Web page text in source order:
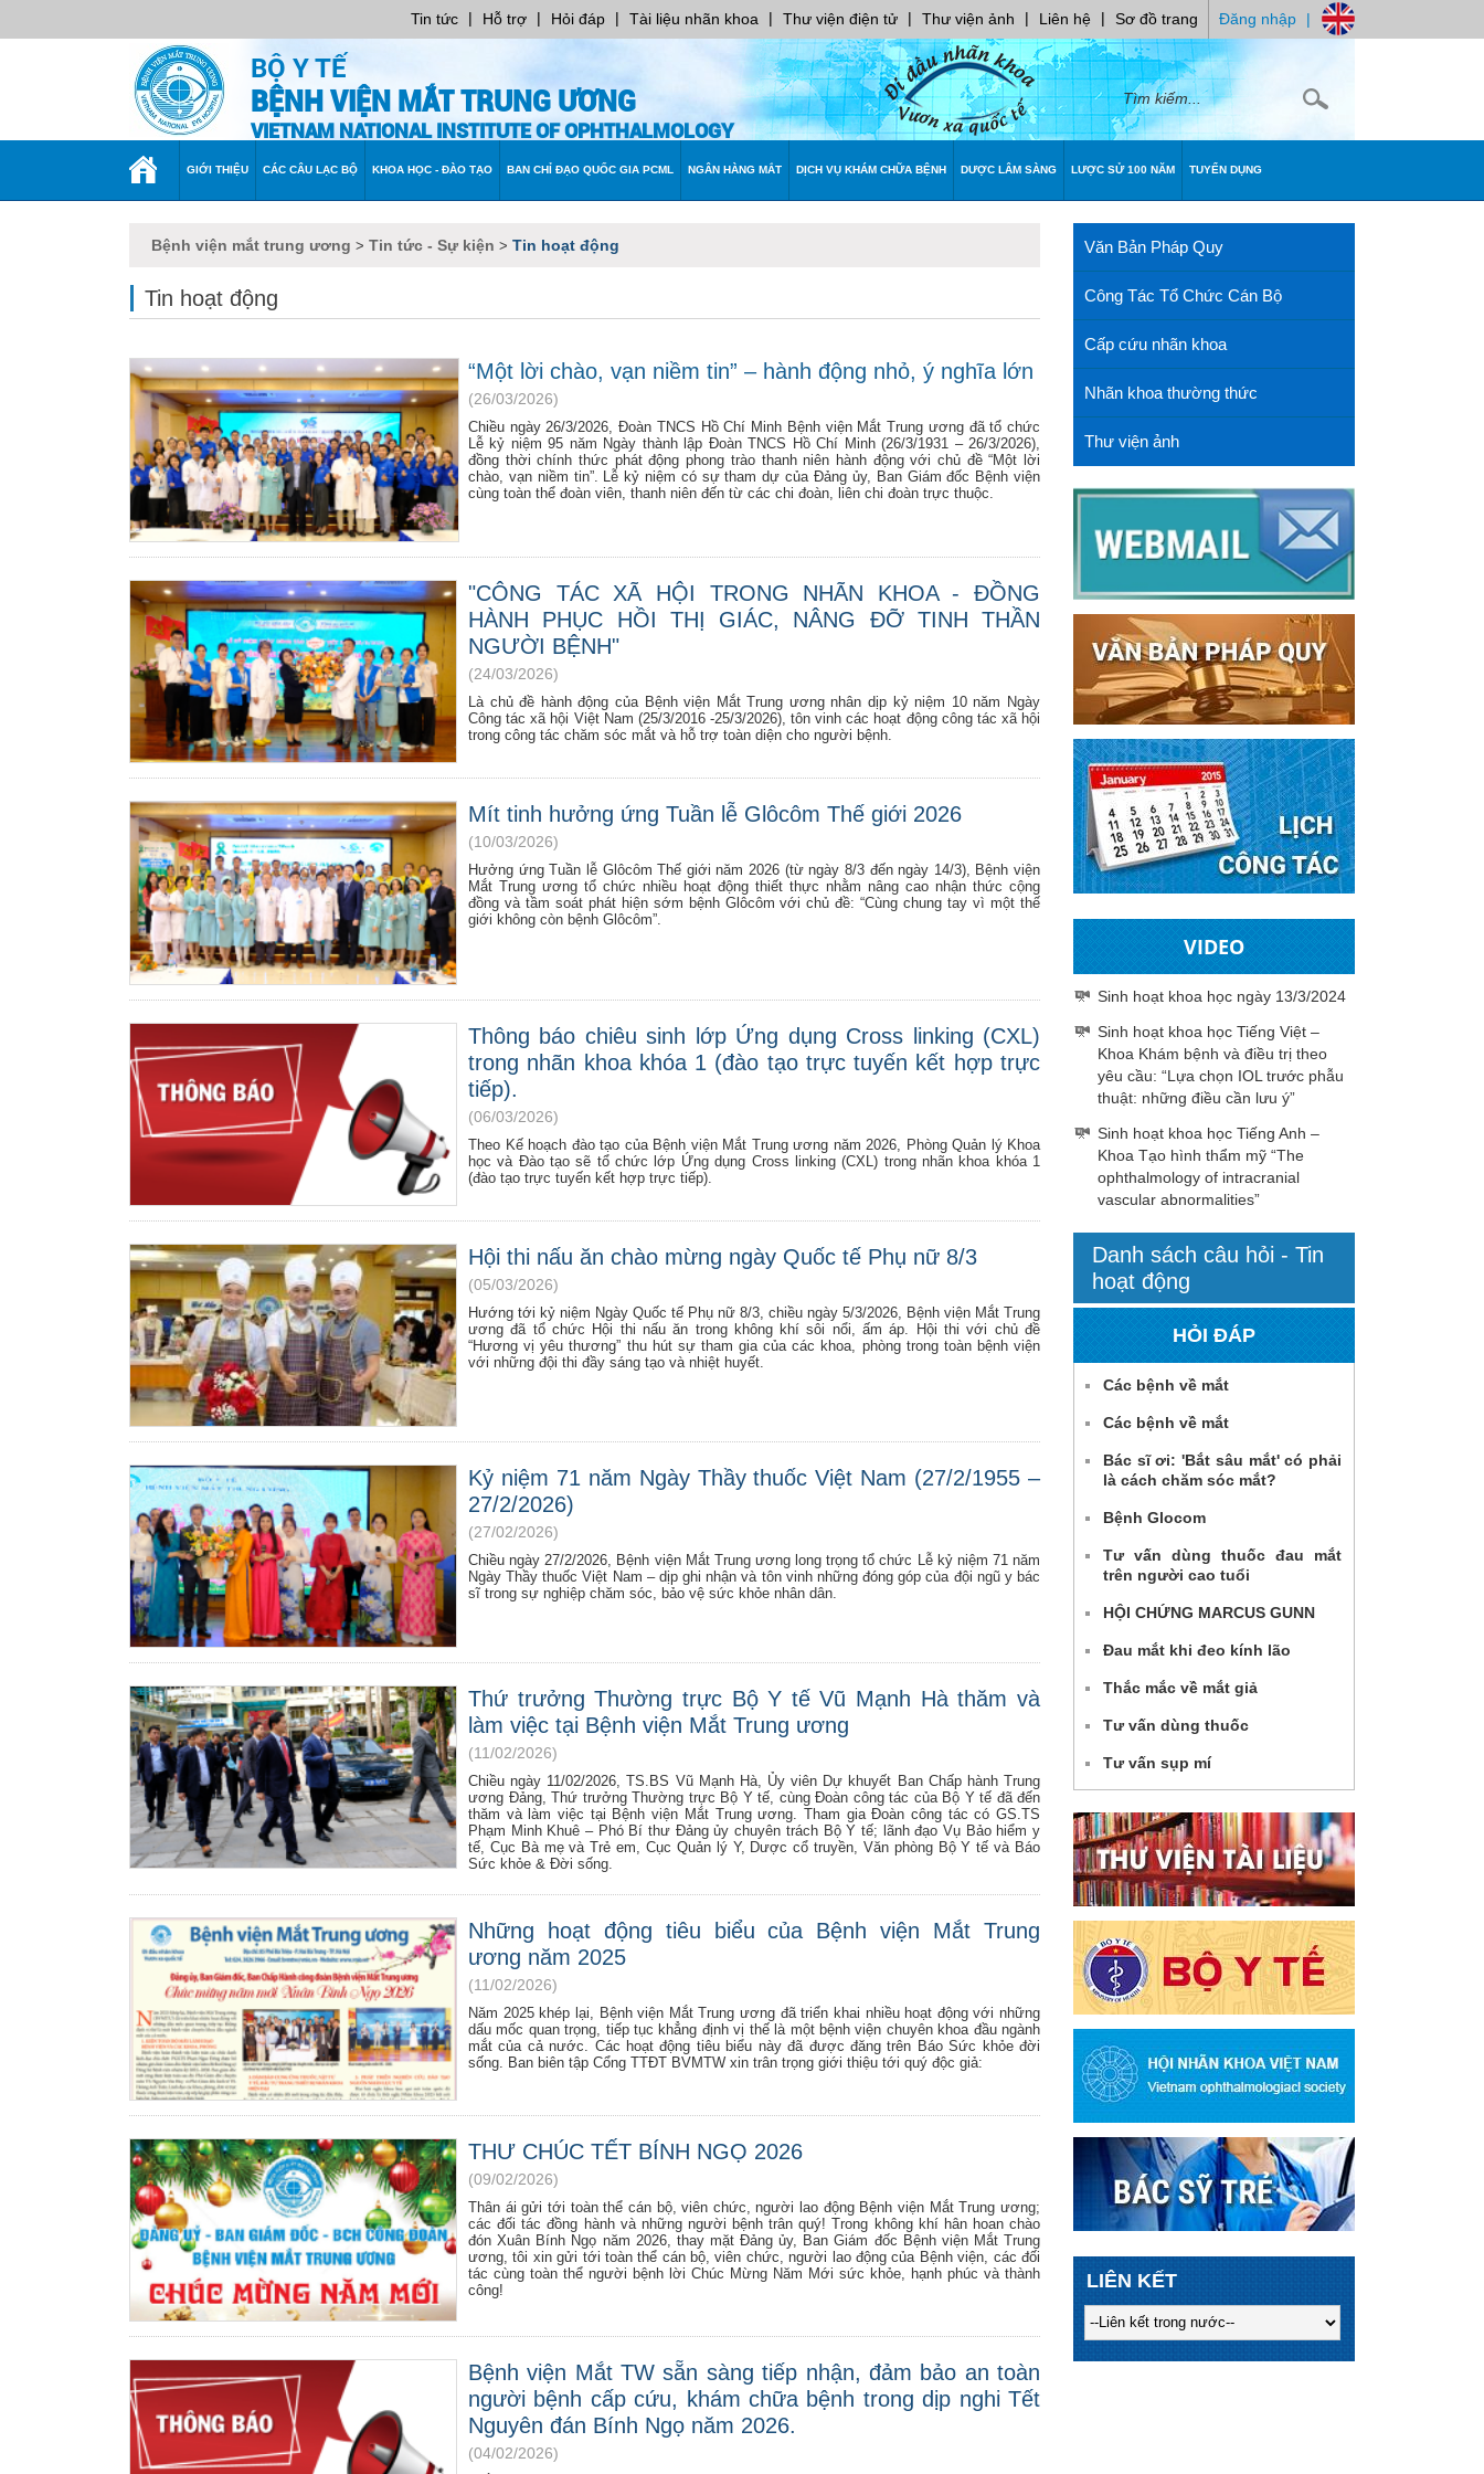
Tin tức | Hỗ trợ | Hỏi đáp | Tài liệu nhãn khoa | Thư viện điện tử | Thư viện ảnh | Liên hệ | Sơ đồ trang Đăng nhập |
BỘ Y TẾ
BỆNH VIỆN MẮT TRUNG ƯƠNG
VIETNAM NATIONAL INSTITUTE OF OPHTHALMOLOGY
TRANG GIỚI THIỆU CÁC CÂU LẠC BỘ KHOA HỌC - ĐÀO TẠO BAN CHỈ ĐẠO QUỐC GIA PCML NGÂN HÀNG MẮT DỊCH VỤ KHÁM CHỮA BỆNH DƯỢC LÂM SÀNG LƯỢC SỬ 100 NĂM TUYỂN DỤNG
Bệnh viện mắt trung ương > Tin tức - Sự kiện > Tin hoạt động
Tin hoạt động
“Một lời chào, vạn niềm tin” – hành động nhỏ, ý nghĩa lớn
(26/03/2026)
Chiều ngày 26/3/2026, Đoàn TNCS Hồ Chí Minh Bệnh viện Mắt Trung ương đã tổ chức
Lễ kỷ niệm 95 năm Ngày thành lập Đoàn TNCS Hồ Chí Minh (26/3/1931 – 26/3/2026),
đồng thời chính thức phát động phong trào thanh niên hành động với chủ đề “Một lời
chào, vạn niềm tin”. Lễ kỷ niệm có sự tham dự của Đảng ủy, Ban Giám đốc Bệnh viện
cùng toàn thể đoàn viên, thanh niên đến từ các chi đoàn, liên chi đoàn trực thuộc.
"CÔNG TÁC XÃ HỘI TRONG NHÃN KHOA - ĐỒNG
HÀNH PHỤC HỒI THỊ GIÁC, NÂNG ĐỠ TINH THẦN
NGƯỜI BỆNH"
(24/03/2026)
Là chủ đề hành động của Bệnh viện Mắt Trung ương nhân dịp kỷ niệm 10 năm Ngày
Công tác xã hội Việt Nam (25/3/2016 -25/3/2026), tôn vinh các hoạt động công tác xã hội
trong công tác chăm sóc mắt và hỗ trợ toàn diện cho người bệnh.
Mít tinh hưởng ứng Tuần lễ Glôcôm Thế giới 2026
(10/03/2026)
Hưởng ứng Tuần lễ Glôcôm Thế giới năm 2026 (từ ngày 8/3 đến ngày 14/3), Bệnh viện
Mắt Trung ương tổ chức nhiều hoạt động thiết thực nhằm nâng cao nhận thức cộng
đồng và tầm soát phát hiện sớm bệnh Glôcôm với chủ đề: “Cùng chung tay vì một thế
giới không còn bệnh Glôcôm”.
Thông báo chiêu sinh lớp Ứng dụng Cross linking (CXL)
trong nhãn khoa khóa 1 (đào tạo trực tuyến kết hợp trực
tiếp).
(06/03/2026)
Theo Kế hoạch đào tạo của Bệnh viện Mắt Trung ương năm 2026, Phòng Quản lý Khoa
học và Đào tạo sẽ tổ chức lớp Ứng dụng Cross linking (CXL) trong nhãn khoa khóa 1
(đào tạo trực tuyến kết hợp trực tiếp).
Hội thi nấu ăn chào mừng ngày Quốc tế Phụ nữ 8/3
(05/03/2026)
Hướng tới kỷ niệm Ngày Quốc tế Phụ nữ 8/3, chiều ngày 5/3/2026, Bệnh viện Mắt Trung
ương đã tổ chức Hội thi nấu ăn trong không khí sôi nổi, ấm áp. Hội thi với chủ đề
“Hương vị yêu thương” thu hút sự tham gia của các khoa, phòng trong toàn bệnh viện
với những đội thi đầy sáng tạo và nhiệt huyết.
Kỷ niệm 71 năm Ngày Thầy thuốc Việt Nam (27/2/1955 –
27/2/2026)
(27/02/2026)
Chiều ngày 27/2/2026, Bệnh viện Mắt Trung ương long trọng tổ chức Lễ kỷ niệm 71 năm
Ngày Thầy thuốc Việt Nam – dịp ghi nhận và tôn vinh những đóng góp của đội ngũ y bác
sĩ trong sự nghiệp chăm sóc, bảo vệ sức khỏe nhân dân.
Thứ trưởng Thường trực Bộ Y tế Vũ Mạnh Hà thăm và
làm việc tại Bệnh viện Mắt Trung ương
(11/02/2026)
Chiều ngày 11/02/2026, TS.BS Vũ Mạnh Hà, Ủy viên Dự khuyết Ban Chấp hành Trung
ương Đảng, Thứ trưởng Thường trực Bộ Y tế, cùng Đoàn công tác của Bộ Y tế đã đến
thăm và làm việc tại Bệnh viện Mắt Trung ương. Tham gia Đoàn công tác có GS.TS
Phạm Minh Khuê – Phó Bí thư Đảng ủy chuyên trách Bộ Y tế; lãnh đạo Vụ Bảo hiểm y
tế, Cục Bà mẹ và Trẻ em, Cục Quản lý Y, Dược cổ truyền, Văn phòng Bộ Y tế và Báo
Sức khỏe & Đời sống.
Những hoạt động tiêu biểu của Bệnh viện Mắt Trung
ương năm 2025
(11/02/2026)
Năm 2025 khép lại, Bệnh viện Mắt Trung ương đã triển khai nhiều hoạt động với những
dấu mốc quan trọng, tiếp tục khẳng định vị thế là một bệnh viện chuyên khoa đầu ngành
mắt của cả nước. Các hoạt động tiêu biểu này đã được đăng trên Báo Sức khỏe đời
sống. Ban biên tập Cổng TTĐT BVMTW xin trân trọng giới thiệu tới quý độc giả:
THƯ CHÚC TẾT BÍNH NGỌ 2026
(09/02/2026)
Thân ái gửi tới toàn thể cán bộ, viên chức, người lao động Bệnh viện Mắt Trung ương;
các đối tác đồng hành và những người bệnh trân quý! Trong không khí hân hoan chào
đón Xuân Bính Ngọ năm 2026, thay mặt Đảng ủy, Ban Giám đốc Bệnh viện Mắt Trung
ương, tôi xin gửi tới toàn thể cán bộ, viên chức, người lao động của Bệnh viện, các đối
tác cùng toàn thể người bệnh lời Chúc Mừng Năm Mới sức khỏe, hạnh phúc và thành
công!
Bệnh viện Mắt TW sẵn sàng tiếp nhận, đảm bảo an toàn
người bệnh cấp cứu, khám chữa bệnh trong dịp nghi Tết
Nguyên đán Bính Ngọ năm 2026.
(04/02/2026)
Văn Bản Pháp Quy
Công Tác Tổ Chức Cán Bộ
Cấp cứu nhãn khoa
Nhãn khoa thường thức
Thư viện ảnh
VIDEO
Sinh hoạt khoa học ngày 13/3/2024
Sinh hoạt khoa học Tiếng Việt –
Khoa Khám bệnh và điều trị theo
yêu cầu: “Lựa chọn IOL trước phẫu
thuật: những điều cần lưu ý”
Sinh hoạt khoa học Tiếng Anh –
Khoa Tạo hình thẩm mỹ “The
ophthalmology of intracranial
vascular abnormalities”
Danh sách câu hỏi - Tin
hoạt động
HỎI ĐÁP
Các bệnh về mắt
Các bệnh về mắt
Bác sĩ ơi: 'Bắt sâu mắt' có phải
là cách chăm sóc mắt?
Bệnh Glocom
Tư vấn dùng thuốc đau mắt
trên người cao tuổi
HỘI CHỨNG MARCUS GUNN
Đau mắt khi đeo kính lão
Thắc mắc về mắt giả
Tư vấn dùng thuốc
Tư vấn sụp mí
LIÊN KẾT